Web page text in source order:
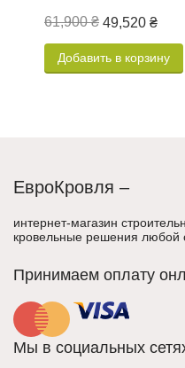
61,900 ₴ 49,520 ₴
Добавить в корзину
ЕвроКровля –
интернет-магазин
кровельные решения любой
Принимаем оплату
Мы в социальных